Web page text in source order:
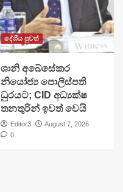
දේශීය පුවත්
ශානි අබේසේකර
නියෝජ්‍ය පොලිස්පති
ධුරයට; CID අධ්‍යක්ෂ
තනතුරින් ඉවත් වෙයි
Editor3
August 7, 2026
0